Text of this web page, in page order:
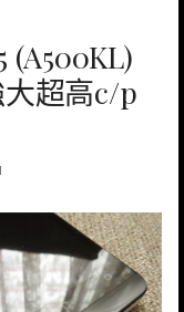
(A500KL)
超高c/p